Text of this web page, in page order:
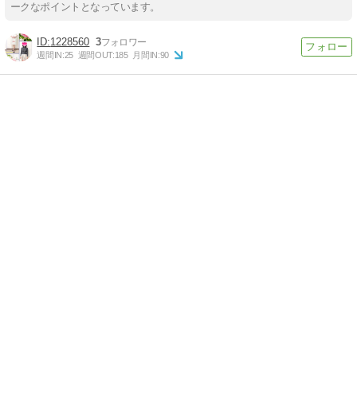
ークなポイントとなっています。
1228560 3
週間IN:25 週間OUT:185 月間IN:90